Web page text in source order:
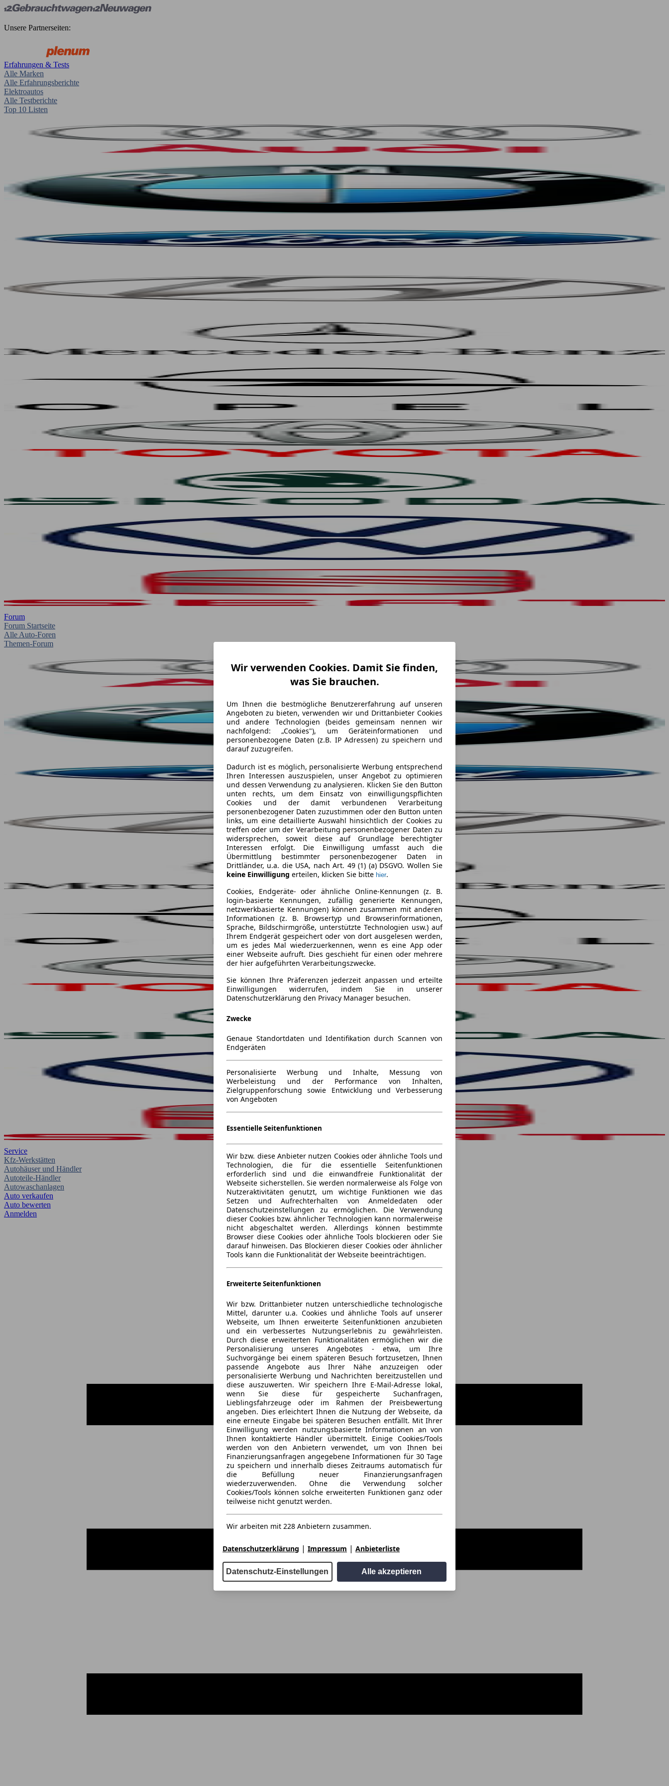
Unsere Partnerseiten:
Erfahrungen & Tests
Alle Marken
Alle Erfahrungsberichte
Elektroautos
Alle Testberichte
Top 10 Listen
Forum
Forum Startseite
Alle Auto-Foren
Themen-Forum
Service
Kfz-Werkstätten
Autohäuser und Händler
Autoteile-Händler
Autowaschanlagen
Auto verkaufen
Auto bewerten
Anmelden
Wir verwenden Cookies. Damit Sie finden,
was Sie brauchen.
Um Ihnen die bestmögliche Benutzererfahrung auf unseren
Angeboten zu bieten, verwenden wir und Drittanbieter Cookies
und andere Technologien (beides gemeinsam nennen wir
nachfolgend: „Cookies"), um Geräteinformationen und
personenbezogene Daten (z.B. IP Adressen) zu speichern und
darauf zuzugreifen.
Dadurch ist es möglich, personalisierte Werbung entsprechend
Ihren Interessen auszuspielen, unser Angebot zu optimieren
und dessen Verwendung zu analysieren. Klicken Sie den Button
unten rechts, um dem Einsatz von einwilligungspflichten
Cookies und der damit verbundenen Verarbeitung
personenbezogener Daten zuzustimmen oder den Button unten
links, um eine detaillierte Auswahl hinsichtlich der Cookies zu
treffen oder um der Verarbeitung personenbezogener Daten zu
widersprechen, soweit diese auf Grundlage berechtigter
Interessen erfolgt. Die Einwilligung umfasst auch die
Übermittlung bestimmter personenbezogener Daten in
Drittländer, u.a. die USA, nach Art. 49 (1) (a) DSGVO. Wollen Sie
keine Einwilligung erteilen, klicken Sie bitte hier.
Cookies, Endgeräte- oder ähnliche Online-Kennungen (z. B.
login-basierte Kennungen, zufällig generierte Kennungen,
netzwerkbasierte Kennungen) können zusammen mit anderen
Informationen (z. B. Browsertyp und Browserinformationen,
Sprache, Bildschirmgröße, unterstützte Technologien usw.) auf
Ihrem Endgerät gespeichert oder von dort ausgelesen werden,
um es jedes Mal wiederzuerkennen, wenn es eine App oder
einer Webseite aufruft. Dies geschieht für einen oder mehrere
der hier aufgeführten Verarbeitungszwecke.
Sie können Ihre Präferenzen jederzeit anpassen und erteilte
Einwilligungen widerrufen, indem Sie in unserer
Datenschutzerklärung den Privacy Manager besuchen.
Zwecke
Genaue Standortdaten und Identifikation durch Scannen von
Endgeräten
Personalisierte Werbung und Inhalte, Messung von
Werbeleistung und der Performance von Inhalten,
Zielgruppenforschung sowie Entwicklung und Verbesserung
von Angeboten
Essentielle Seitenfunktionen
Wir bzw. diese Anbieter nutzen Cookies oder ähnliche Tools und
Technologien, die für die essentielle Seitenfunktionen
erforderlich sind und die einwandfreie Funktionalität der
Webseite sicherstellen. Sie werden normalerweise als Folge von
Nutzeraktivitäten genutzt, um wichtige Funktionen wie das
Setzen und Aufrechterhalten von Anmeldedaten oder
Datenschutzeinstellungen zu ermöglichen. Die Verwendung
dieser Cookies bzw. ähnlicher Technologien kann normalerweise
nicht abgeschaltet werden. Allerdings können bestimmte
Browser diese Cookies oder ähnliche Tools blockieren oder Sie
darauf hinweisen. Das Blockieren dieser Cookies oder ähnlicher
Tools kann die Funktionalität der Webseite beeinträchtigen.
Erweiterte Seitenfunktionen
Wir bzw. Drittanbieter nutzen unterschiedliche technologische
Mittel, darunter u.a. Cookies und ähnliche Tools auf unserer
Webseite, um Ihnen erweiterte Seitenfunktionen anzubieten
und ein verbessertes Nutzungserlebnis zu gewährleisten.
Durch diese erweiterten Funktionalitäten ermöglichen wir die
Personalisierung unseres Angebotes - etwa, um Ihre
Suchvorgänge bei einem späteren Besuch fortzusetzen, Ihnen
passende Angebote aus Ihrer Nähe anzuzeigen oder
personalisierte Werbung und Nachrichten bereitzustellen und
diese auszuwerten. Wir speichern Ihre E-Mail-Adresse lokal,
wenn Sie diese für gespeicherte Suchanfragen,
Lieblingsfahrzeuge oder im Rahmen der Preisbewertung
angeben. Dies erleichtert Ihnen die Nutzung der Webseite, da
eine erneute Eingabe bei späteren Besuchen entfällt. Mit Ihrer
Einwilligung werden nutzungsbasierte Informationen an von
Ihnen kontaktierte Händler übermittelt. Einige Cookies/Tools
werden von den Anbietern verwendet, um von Ihnen bei
Finanzierungsanfragen angegebene Informationen für 30 Tage
zu speichern und innerhalb dieses Zeitraums automatisch für
die Befüllung neuer Finanzierungsanfragen
wiederzuverwenden. Ohne die Verwendung solcher
Cookies/Tools können solche erweiterten Funktionen ganz oder
teilweise nicht genutzt werden.
Wir arbeiten mit 228 Anbietern zusammen.
Datenschutzerklärung | Impressum | Anbieterliste
Datenschutz-Einstellungen Alle akzeptieren